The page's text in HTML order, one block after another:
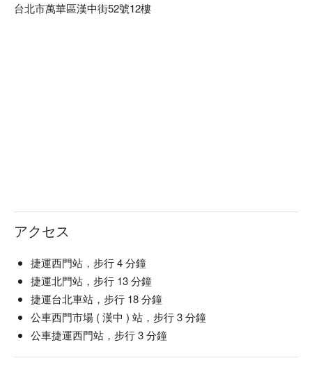
台北市萬華區漢中街52號12樓
アクセス
捷運西門站，步行 4 分鐘
捷運北門站，步行 13 分鐘
捷運台北車站，步行 18 分鐘
公車西門市場 ( 漢中 ) 站，步行 3 分鐘
公車捷運西門站，步行 3 分鐘